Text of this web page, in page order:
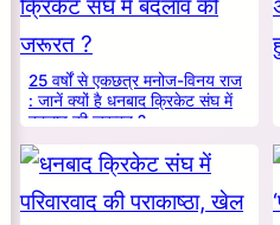
25 वर्षों से एकछत्र मनोज-विनय राज
: जानें क्यों है धनबाद क्रिकेट संघ में
बदलाव की जरूरत ?